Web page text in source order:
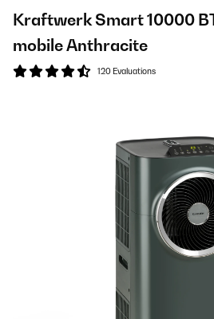
Kraftwerk Smart 10000
mobile Anthracite
120 Evaluations